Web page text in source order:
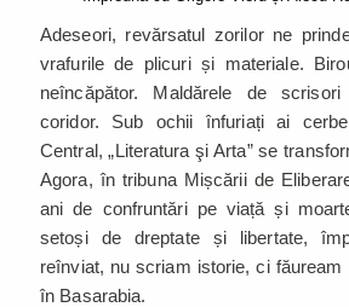
Adeseori, revărsatul zorilor ne
vrafurile de plicuri și materiale.
neîncăpător. Maldărele de
coridor. Sub ochii înfuriați ai
Central, „Literatura şi Arta” se
Agora, în tribuna Mișcării de
ani de confruntări pe viață și
setoși de dreptate și libertate,
reînviat, nu scriam istorie, ci făuream
în Basarabia.